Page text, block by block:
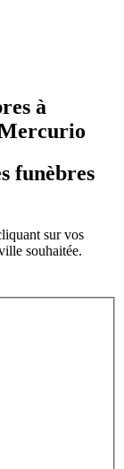
à
funèbres
sur vos
souhaitée.